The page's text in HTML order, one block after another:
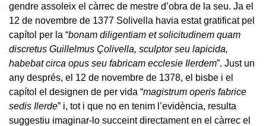
gendre assoleix el càrrec de mestre d’obra de la seu. Ja el
12 de novembre de 1377 Solivella havia estat gratificat pel
capítol per la “bonam diligentiam et solicitudinem quam
discretus Guillelmus Çolivella, sculptor seu lapicida,
habebat circa opus seu fabricam ecclesie Ilerdem”. Just un
any després, el 12 de novembre de 1378, el bisbe i el
capítol el designen de per vida “magistrum operis fabrice
sedis Ilerde” i, tot i que no en tenim l’evidència, resulta
suggestiu imaginar-lo succeint directament en el càrrec el